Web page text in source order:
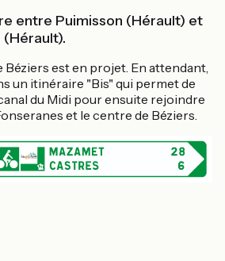
entre Puimisson (Hérault) et
(Hérault).
Béziers est en projet. En attendant,
un itinéraire "Bis" qui permet de
du Midi pour ensuite rejoindre
et le centre de Béziers.